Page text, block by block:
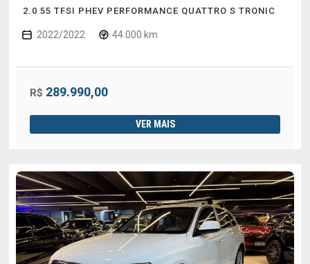
2.0 55 TFSI PHEV PERFORMANCE QUATTRO S TRONIC
2022/2022 44.000 km
R$ 289.990,00
VER MAIS